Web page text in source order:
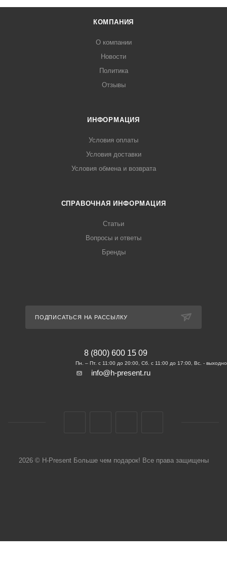
КОМПАНИЯ
О компании
Новости
Политика
Отзывы
ИНФОРМАЦИЯ
Условия оплаты
Условия доставки
Условия обмена и возврата
СПРАВОЧНАЯ ИНФОРМАЦИЯ
Статьи
Вопросы и ответы
Бренды
ПОДПИСАТЬСЯ НА РАССЫЛКУ
8 (800) 600 15 09
info@h-present.ru
2026 © H-Present Больше чем подарок! Все права защищены